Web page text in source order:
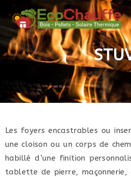
Les foyers encastrables ou
une cloison ou un corps de
habillé d’une finition
tablette de pierre, maçonnerie,